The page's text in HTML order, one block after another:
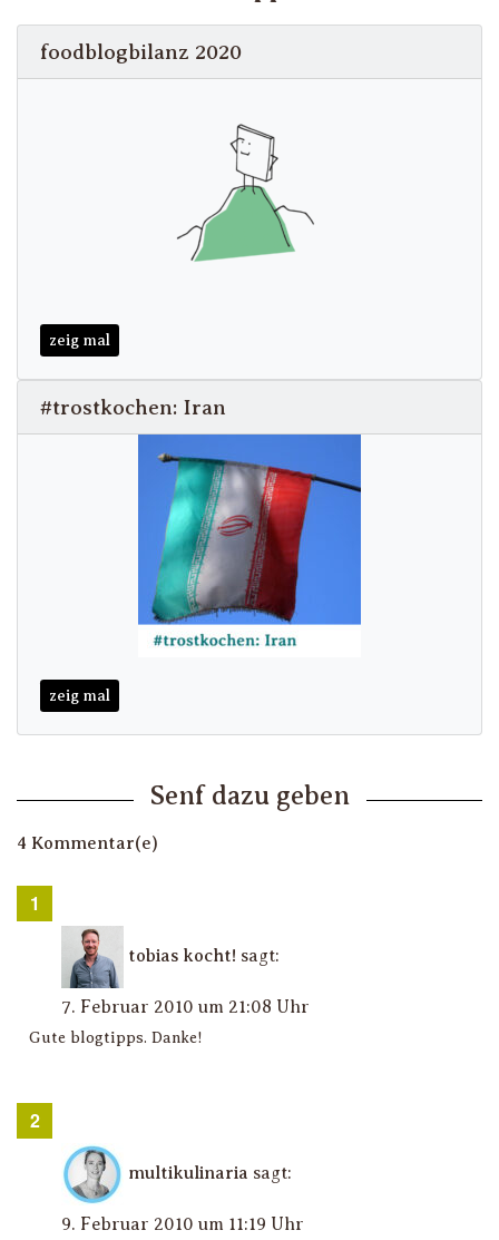
foodblogbilanz 2020
zeig mal
#trostkochen: Iran
zeig mal
Senf dazu geben
4 Kommentar(e)
tobias kocht! sagt:
7. Februar 2010 um 21:08 Uhr
Gute blogtipps. Danke!
multikulinaria sagt:
9. Februar 2010 um 11:19 Uhr